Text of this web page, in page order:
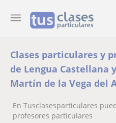
Clases particulares y
de Lengua Castellana
Martín de la Vega del
En Tusclasesparticulares
profesores particulares